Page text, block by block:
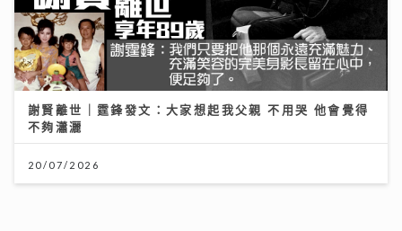
Jason20週年演唱會｜陳柏宇尾場遇牛一 愛女送生日
卡順勢求養狗 粉絲台下排字滿心思 唱到眼濕濕
22/07/2026